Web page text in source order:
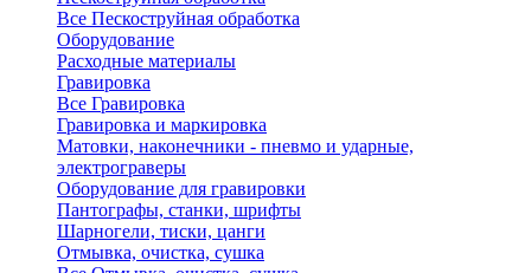
Все Пескоструйная обработка
Оборудование
Расходные материалы
Гравировка
Все Гравировка
Гравировка и маркировка
Матовки, наконечники - пневмо и ударные,
электрограверы
Оборудование для гравировки
Пантографы, станки, шрифты
Шарногели, тиски, цанги
Отмывка, очистка, сушка